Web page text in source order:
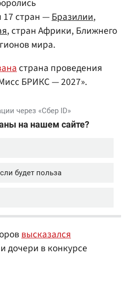
17 стран —Бразилии,
, стран Африки, Ближнего
мира.
страна проведения
БРИКС — 2027».
высказался
дочери в конкурсе